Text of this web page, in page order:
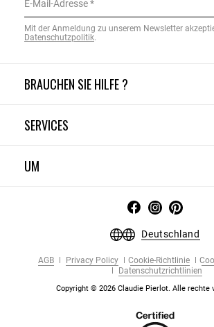
BRAUCHEN SIE HILFE ?
SERVICES
UM
E-Mail-Adresse
Mit der Anmeldung zu unserem Newsletter
Datenschutzpolitik.
Deutschland
AGB Privacy Policy Cookie-Richtlinie
Datenschutzrichtlinien
Copyright © 2026 Claudie Pierlot. Alle rechte